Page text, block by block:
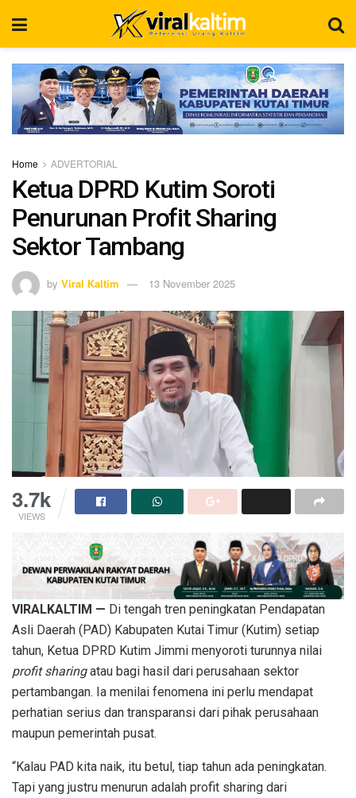
Home ADVERTORIAL
Ketua DPRD Kutim Soroti
Penurunan Profit Sharing
Sektor Tambang
by Viral Kaltim 13 November 2025
3.7k
VIEWS
VIRALKALTIM — Di tengah tren peningkatan Pendapatan
Asli Daerah (PAD) Kabupaten Kutai Timur (Kutim) setiap
tahun, Ketua DPRD Kutim Jimmi menyoroti turunnya nilai
profit sharingatau bagi hasil dari perusahaan sektor
pertambangan. Ia menilai fenomena ini perlu mendapat
perhatian serius dan transparansi dari pihak perusahaan
maupun pemerintah pusat.
“Kalau PAD kita naik, itu betul, tiap tahun ada peningkatan.
Tapi yang justru menurun adalah profit sharing dari